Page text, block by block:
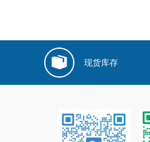
现货库存